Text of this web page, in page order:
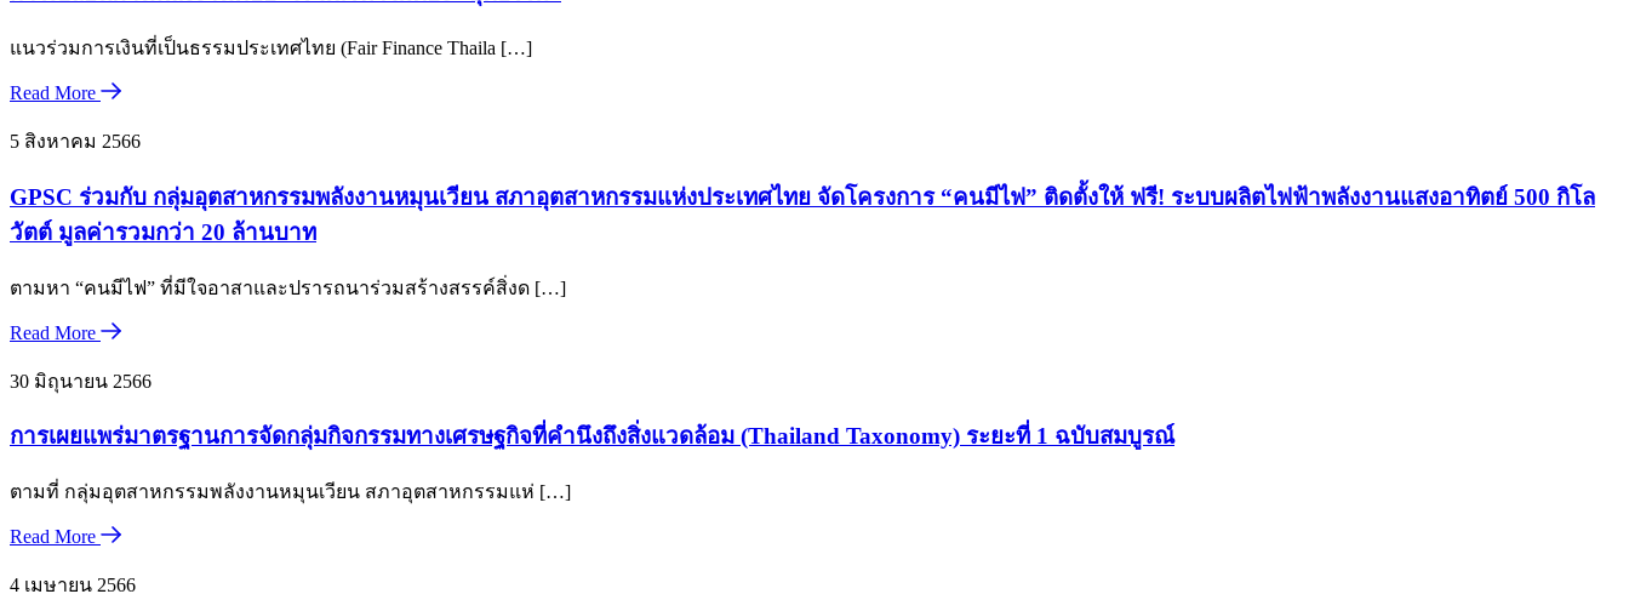
แนวร่วมการเงินที่เป็นธรรมประเทศไทย (Fair Finance Thaila […]
Read More
5 สิงหาคม 2566
GPSC ร่วมกับ กลุ่มอุตสาหกรรมพลังงานหมุนเวียน สภาอุตสาหกรรมแห่งประเทศไทย จัดโครงการ “คนมีไฟ” ติดตั้งให้ ฟรี! ระบบผลิตไฟฟ้าพลังงานแสงอาทิตย์ 500 กิโล
วัตต์ มูลค่ารวมกว่า 20 ล้านบาท
ตามหา “คนมีไฟ” ที่มีใจอาสาและปรารถนาร่วมสร้างสรรค์สิ่งด […]
Read More
30 มิถุนายน 2566
การเผยแพร่มาตรฐานการจัดกลุ่มกิจกรรมทางเศรษฐกิจที่คำนึงถึงสิ่งแวดล้อม (Thailand Taxonomy) ระยะที่ 1 ฉบับสมบูรณ์
ตามที่ กลุ่มอุตสาหกรรมพลังงานหมุนเวียน สภาอุตสาหกรรมแห่ […]
Read More
4 เมษายน 2566